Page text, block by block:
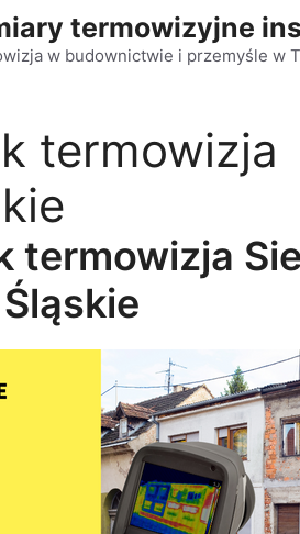
termowizyjne
w budownictwie i przemyśle w
termowizja
termowizja
Śląskie